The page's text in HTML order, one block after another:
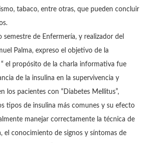
tabaco, entre otras, que pueden concluir
semestre de Enfermería, y realizador del
Palma, expreso el objetivo de la
el propósito de la charla informativa fue
de la insulina en la supervivencia y
los pacientes con “Diabetes Mellitus”,
tipos de insulina más comunes y su efecto
manejar correctamente la técnica de
el conocimiento de signos y síntomas de